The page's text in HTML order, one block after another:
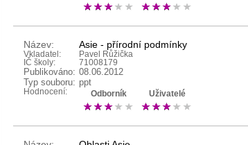
Název: Asie - přírodní podmínky
Vkladatel:
Pavel Růžička
IČ školy:
71008179
Publikováno: 08.06.2012
Typ souboru: ppt
Hodnocení: Odborník Uživatelé